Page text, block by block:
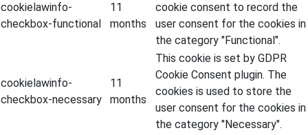
cookielawinfo-
checkbox-functional
11
months
cookie consent to record the
user consent for the cookies in
the category "Functional".
cookielawinfo-
checkbox-necessary
11
months
This cookie is set by GDPR
Cookie Consent plugin. The
cookies is used to store the
user consent for the cookies in
the category "Necessary".